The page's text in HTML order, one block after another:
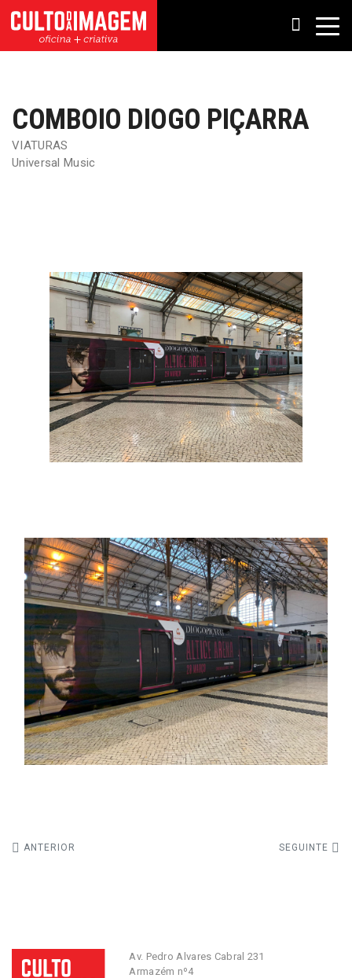
COMBOIO DIOGO PIÇARRA
VIATURAS
Universal Music
ANTERIOR SEGUINTE
Av. Pedro Alvares Cabral 231
Armazém nº4